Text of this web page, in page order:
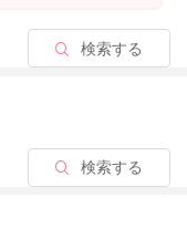
検索する
検索する